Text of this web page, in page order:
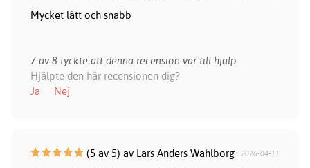
Mycket lätt och snabb
7 av 8 tyckte att denna recension var till hjälp.
Hjälpte den här recensionen dig?
Ja
Nej
(5 av 5) av Lars Anders Wahlborg 2026-04-11